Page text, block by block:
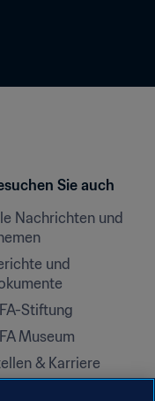
Sie auch
Nachrichten und
und
Stiftung
Museum
& Karriere